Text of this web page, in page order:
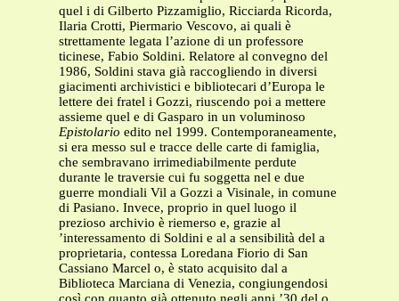
quel i di Gilberto Pizzamiglio, Ricciarda Ricorda,
Ilaria Crotti, Piermario Vescovo, ai quali è
strettamente legata l’azione di un professore
ticinese, Fabio Soldini. Relatore al convegno del
1986, Soldini stava già raccogliendo in diversi
giacimenti archivistici e bibliotecari d’Europa le
lettere dei fratel i Gozzi, riuscendo poi a mettere
assieme quel e di Gasparo in un voluminoso
Epistolario edito nel 1999. Contemporaneamente,
si era messo sul e tracce delle carte di famiglia,
che sembravano irrimediabilmente perdute
durante le traversie cui fu soggetta nel e due
guerre mondiali Vil a Gozzi a Visinale, in comune
di Pasiano. Invece, proprio in quel luogo il
prezioso archivio è riemerso e, grazie al
’interessamento di Soldini e al a sensibilità del a
proprietaria, contessa Loredana Fiorio di San
Cassiano Marcel o, è stato acquisito dal a
Biblioteca Marciana di Venezia, congiungendosi